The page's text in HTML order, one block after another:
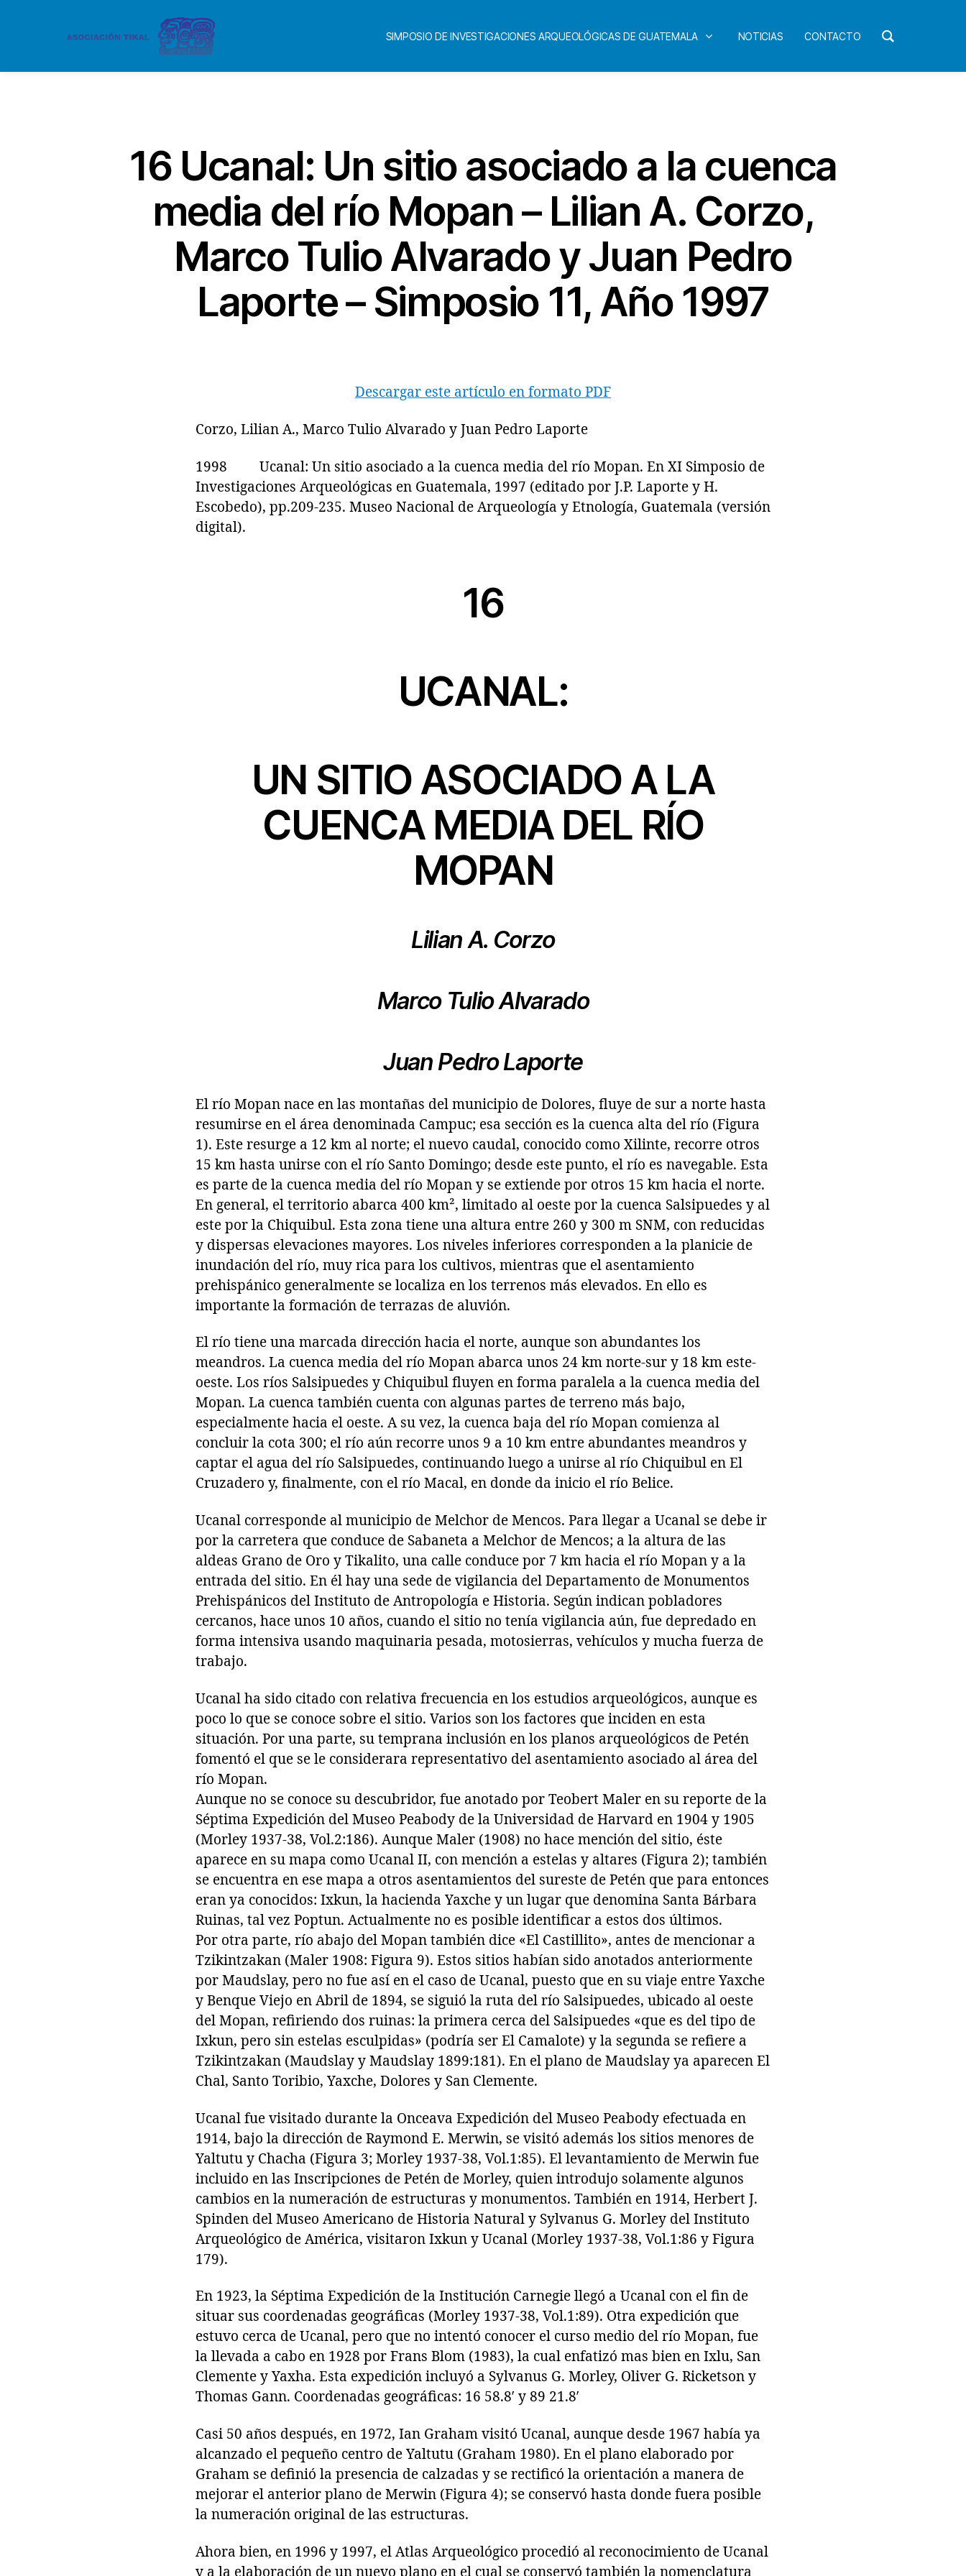
SIMPOSIO DE INVESTIGACIONES ARQUEOLÓGICAS DE GUATEMALA NOTICIAS CONTACTO
16 Ucanal: Un sitio asociado a la cuenca
media del río Mopan – Lilian A. Corzo,
Marco Tulio Alvarado y Juan Pedro
Laporte – Simposio 11, Año 1997
Descargar este artículo en formato PDF
Corzo, Lilian A., Marco Tulio Alvarado y Juan Pedro Laporte
1998 Ucanal: Un sitio asociado a la cuenca media del río Mopan. En XI Simposio de
Investigaciones Arqueológicas en Guatemala, 1997 (editado por J.P. Laporte y H.
Escobedo), pp.209-235. Museo Nacional de Arqueología y Etnología, Guatemala (versión
digital).
16
UCANAL:
UN SITIO ASOCIADO A LA
CUENCA MEDIA DEL RÍO
MOPAN
Lilian A. Corzo
Marco Tulio Alvarado
Juan Pedro Laporte
El río Mopan nace en las montañas del municipio de Dolores, fluye de sur a norte hasta
resumirse en el área denominada Campuc; esa sección es la cuenca alta del río (Figura
1). Este resurge a 12 km al norte; el nuevo caudal, conocido como Xilinte, recorre otros
15 km hasta unirse con el río Santo Domingo; desde este punto, el río es navegable. Esta
es parte de la cuenca media del río Mopan y se extiende por otros 15 km hacia el norte.
En general, el territorio abarca 400 km², limitado al oeste por la cuenca Salsipuedes y al
este por la Chiquibul. Esta zona tiene una altura entre 260 y 300 m SNM, con reducidas
y dispersas elevaciones mayores. Los niveles inferiores corresponden a la planicie de
inundación del río, muy rica para los cultivos, mientras que el asentamiento
prehispánico generalmente se localiza en los terrenos más elevados. En ello es
importante la formación de terrazas de aluvión.
El río tiene una marcada dirección hacia el norte, aunque son abundantes los
meandros. La cuenca media del río Mopan abarca unos 24 km norte-sur y 18 km este-
oeste. Los ríos Salsipuedes y Chiquibul fluyen en forma paralela a la cuenca media del
Mopan. La cuenca también cuenta con algunas partes de terreno más bajo,
especialmente hacia el oeste. A su vez, la cuenca baja del río Mopan comienza al
concluir la cota 300; el río aún recorre unos 9 a 10 km entre abundantes meandros y
captar el agua del río Salsipuedes, continuando luego a unirse al río Chiquibul en El
Cruzadero y, finalmente, con el río Macal, en donde da inicio el río Belice.
Ucanal corresponde al municipio de Melchor de Mencos. Para llegar a Ucanal se debe ir
por la carretera que conduce de Sabaneta a Melchor de Mencos; a la altura de las
aldeas Grano de Oro y Tikalito, una calle conduce por 7 km hacia el río Mopan y a la
entrada del sitio. En él hay una sede de vigilancia del Departamento de Monumentos
Prehispánicos del Instituto de Antropología e Historia. Según indican pobladores
cercanos, hace unos 10 años, cuando el sitio no tenía vigilancia aún, fue depredado en
forma intensiva usando maquinaria pesada, motosierras, vehículos y mucha fuerza de
trabajo.
Ucanal ha sido citado con relativa frecuencia en los estudios arqueológicos, aunque es
poco lo que se conoce sobre el sitio. Varios son los factores que inciden en esta
situación. Por una parte, su temprana inclusión en los planos arqueológicos de Petén
fomentó el que se le considerara representativo del asentamiento asociado al área del
río Mopan.
Aunque no se conoce su descubridor, fue anotado por Teobert Maler en su reporte de la
Séptima Expedición del Museo Peabody de la Universidad de Harvard en 1904 y 1905
(Morley 1937-38, Vol.2:186). Aunque Maler (1908) no hace mención del sitio, éste
aparece en su mapa como Ucanal II, con mención a estelas y altares (Figura 2); también
se encuentra en ese mapa a otros asentamientos del sureste de Petén que para entonces
eran ya conocidos: Ixkun, la hacienda Yaxche y un lugar que denomina Santa Bárbara
Ruinas, tal vez Poptun. Actualmente no es posible identificar a estos dos últimos.
Por otra parte, río abajo del Mopan también dice «El Castillito», antes de mencionar a
Tzikintzakan (Maler 1908: Figura 9). Estos sitios habían sido anotados anteriormente
por Maudslay, pero no fue así en el caso de Ucanal, puesto que en su viaje entre Yaxche
y Benque Viejo en Abril de 1894, se siguió la ruta del río Salsipuedes, ubicado al oeste
del Mopan, refiriendo dos ruinas: la primera cerca del Salsipuedes «que es del tipo de
Ixkun, pero sin estelas esculpidas» (podría ser El Camalote) y la segunda se refiere a
Tzikintzakan (Maudslay y Maudslay 1899:181). En el plano de Maudslay ya aparecen El
Chal, Santo Toribio, Yaxche, Dolores y San Clemente.
Ucanal fue visitado durante la Onceava Expedición del Museo Peabody efectuada en
1914, bajo la dirección de Raymond E. Merwin, se visitó además los sitios menores de
Yaltutu y Chacha (Figura 3; Morley 1937-38, Vol.1:85). El levantamiento de Merwin fue
incluido en las Inscripciones de Petén de Morley, quien introdujo solamente algunos
cambios en la numeración de estructuras y monumentos. También en 1914, Herbert J.
Spinden del Museo Americano de Historia Natural y Sylvanus G. Morley del Instituto
Arqueológico de América, visitaron Ixkun y Ucanal (Morley 1937-38, Vol.1:86 y Figura
179).
En 1923, la Séptima Expedición de la Institución Carnegie llegó a Ucanal con el fin de
situar sus coordenadas geográficas (Morley 1937-38, Vol.1:89). Otra expedición que
estuvo cerca de Ucanal, pero que no intentó conocer el curso medio del río Mopan, fue
la llevada a cabo en 1928 por Frans Blom (1983), la cual enfatizó mas bien en Ixlu, San
Clemente y Yaxha. Esta expedición incluyó a Sylvanus G. Morley, Oliver G. Ricketson y
Thomas Gann. Coordenadas geográficas: 16 58.8′ y 89 21.8′
Casi 50 años después, en 1972, Ian Graham visitó Ucanal, aunque desde 1967 había ya
alcanzado el pequeño centro de Yaltutu (Graham 1980). En el plano elaborado por
Graham se definió la presencia de calzadas y se rectificó la orientación a manera de
mejorar el anterior plano de Merwin (Figura 4); se conservó hasta donde fuera posible
la numeración original de las estructuras.
Ahora bien, en 1996 y 1997, el Atlas Arqueológico procedió al reconocimiento de Ucanal
y a la elaboración de un nuevo plano en el cual se conservó también la nomenclatura